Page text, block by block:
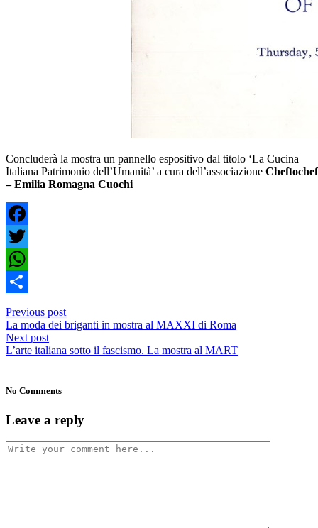
Concluderà la mostra un pannello espositivo dal titolo ‘La Cucina
Italiana Patrimonio dell’Umanità’ a cura dell’associazione Cheftochef
– Emilia Romagna Cuochi
Facebook
Twitter
WhatsApp
Previous post
La moda dei briganti in mostra al MAXXI di Roma
Next post
L’arte italiana sotto il fascismo. La mostra al MART
No Comments
Leave a reply